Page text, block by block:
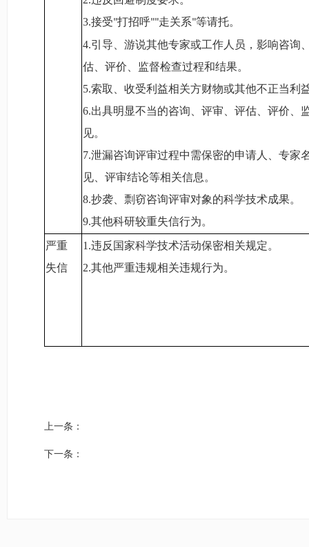
3.接受"打招呼""走关系"等请托。
4.引导、游说其他专家或工作人员，影响咨询
估、评价、监督检查过程和结果。
5.索取、收受利益相关方财物或其他不正当利
6.出具明显不当的咨询、评审、评估、评价、
见。
7.泄漏咨询评审过程中需保密的申请人、专家
见、评审结论等相关信息。
8.抄袭、剽窃咨询评审对象的科学技术成果。
9.其他科研较重失信行为。
严重
失信
1.违反国家科学技术活动保密相关规定。
2.其他严重违规相关违规行为。
上一条：
下一条：